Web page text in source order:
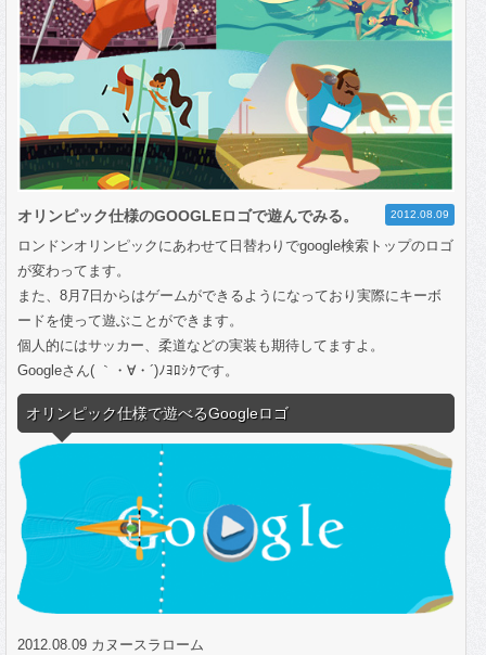
2012.08.09
オリンピック仕様のGOOGLEロゴで遊んでみる。
ロンドンオリンピックにあわせて日替わりでgoogle検索トップのロゴ
が変わってます。
また、8月7日からはゲームができるようになっており実際にキーボ
ードを使って遊ぶことができます。
個人的にはサッカー、柔道などの実装も期待してますよ。
Googleさん( ｀・∀・´)ﾉﾖﾛｼｸです。
オリンピック仕様で遊べるGoogleロゴ
2012.08.09 カヌースラローム